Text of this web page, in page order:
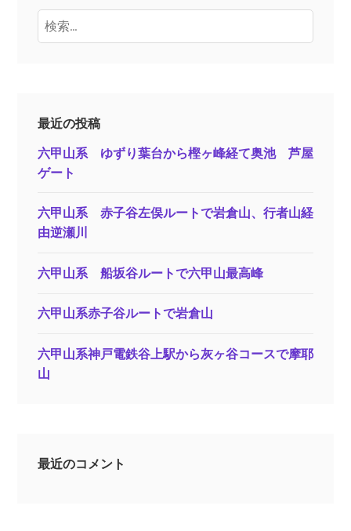
検
索:
最近の投稿
六甲山系 ゆずり葉台から樫ヶ峰経て奥池 芦屋
ゲート
六甲山系 赤子谷左俣ルートで岩倉山、行者山経
由逆瀬川
六甲山系 船坂谷ルートで六甲山最高峰
六甲山系赤子谷ルートで岩倉山
六甲山系神戸電鉄谷上駅から灰ヶ谷コースで摩耶
山
最近のコメント